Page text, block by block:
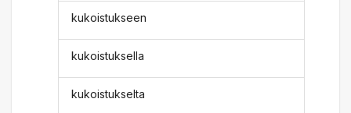
kukoistukseen
kukoistuksella
kukoistukselta